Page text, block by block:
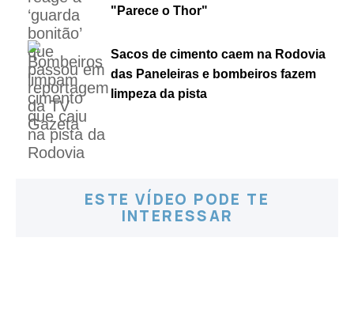
"Parece o Thor"
Sacos de cimento caem na Rodovia
das Paneleiras e bombeiros fazem
limpeza da pista
ESTE VÍDEO PODE TE
INTERESSAR